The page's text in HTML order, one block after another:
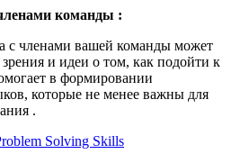
команды :
с членами вашей команды может
и идеи о том, как подойти к
в формировании
которые не менее важны для
.